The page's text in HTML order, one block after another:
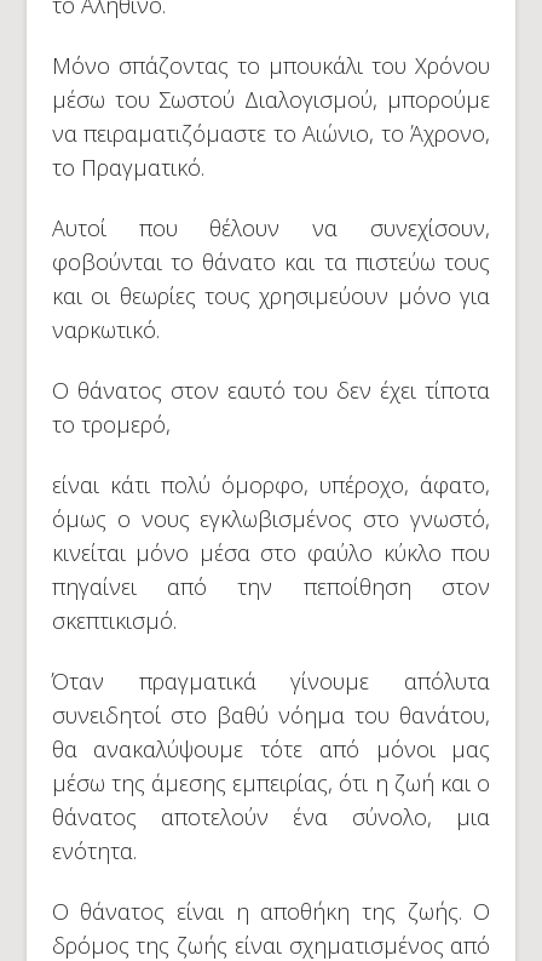
Μόνο σπάζοντας το μπουκάλι του Χρόνου
μέσω του Σωστού Διαλογισμού, μπορούμε
να πειραματιζόμαστε το Αιώνιο, το Άχρονο,
το Πραγματικό.
Αυτοί που θέλουν να συνεχίσουν,
φοβούνται το θάνατο και τα πιστεύω τους
και οι θεωρίες τους χρησιμεύουν μόνο για
ναρκωτικό.
Ο θάνατος στον εαυτό του δεν έχει τίποτα
το τρομερό,
είναι κάτι πολύ όμορφο, υπέροχο, άφατο,
όμως ο νους εγκλωβισμένος στο γνωστό,
κινείται μόνο μέσα στο φαύλο κύκλο που
πηγαίνει από την πεποίθηση στον
σκεπτικισμό.
Όταν πραγματικά γίνουμε απόλυτα
συνειδητοί στο βαθύ νόημα του θανάτου,
θα ανακαλύψουμε τότε από μόνοι μας
μέσω της άμεσης εμπειρίας, ότι η ζωή και ο
θάνατος αποτελούν ένα σύνολο, μια
ενότητα.
Ο θάνατος είναι η αποθήκη της ζωής. Ο
δρόμος της ζωής είναι σχηματισμένος από